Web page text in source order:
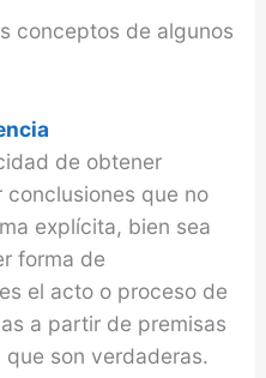
conceptos de algunos
de obtener
que no
explícita, bien sea
forma de
el acto o proceso de
a partir de premisas
son verdaderas.